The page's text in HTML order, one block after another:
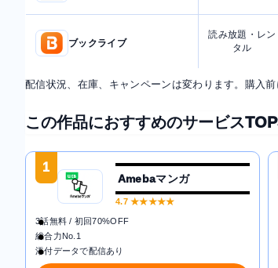
ブックライブ
読み放題・レン
タル
配信状況、在庫、キャンペーンは変わります。購入
この作品におすすめのサービス
1
Amebaマンガ
4.7★★★★★
3話無料 / 初回70%OFF
総合力No.1
添付データで配信あり